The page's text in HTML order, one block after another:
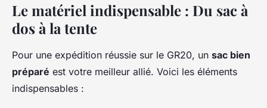
Le matériel indispensable : Du sac à
dos à la tente
Pour une expédition réussie sur le GR20, un sac bien
préparé est votre meilleur allié. Voici les éléments
indispensables :